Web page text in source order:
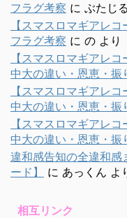
フラグ考察 に ぶたじる
【スマスロマギアレ
フラグ考察 に の より
【スマスロマギアレ
中大の違い・恩恵・振
【スマスロマギアレ
中大の違い・恩恵・振
【スマスロマギアレ
中大の違い・恩恵・振
違和感告知の全違和感
ード】
に あっくん よ
相互リンク